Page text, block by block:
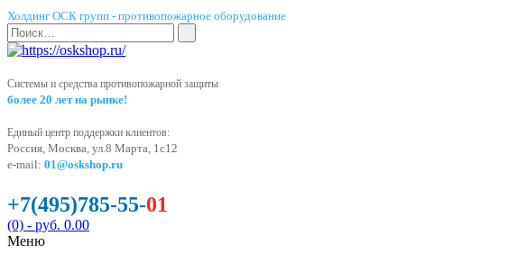
Холдинг ОСК групп - противопожарное оборудование
Системы и средства противопожарной защиты
более 20 лет на рынке!
Единый центр поддержки клиентов:
Россия, Москва, ул.8 Марта, 1с12
e-mail: 01@oskshop.ru
+7(495)785-55-01
(0) - руб. 0.00
Меню